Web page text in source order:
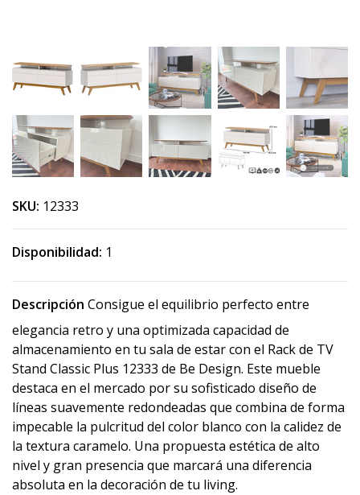
SKU: 12333
Disponibilidad: 1
Descripción Consigue el equilibrio perfecto entre
elegancia retro y una optimizada capacidad de
almacenamiento en tu sala de estar con el Rack de TV
Stand Classic Plus 12333 de Be Design. Este mueble
destaca en el mercado por su sofisticado diseño de
líneas suavemente redondeadas que combina de forma
impecable la pulcritud del color blanco con la calidez de
la textura caramelo. Una propuesta estética de alto
nivel y gran presencia que marcará una diferencia
absoluta en la decoración de tu living.